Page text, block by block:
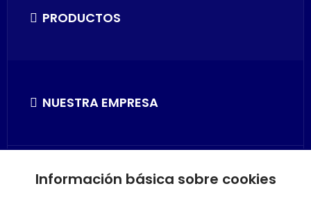
PRODUCTOS
NUESTRA EMPRESA
SU CUENTA
Información básica sobre cookies